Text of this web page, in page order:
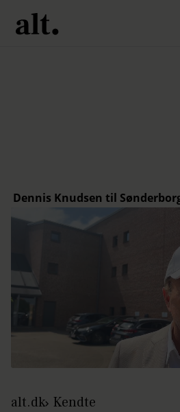
alt.dk Kendte